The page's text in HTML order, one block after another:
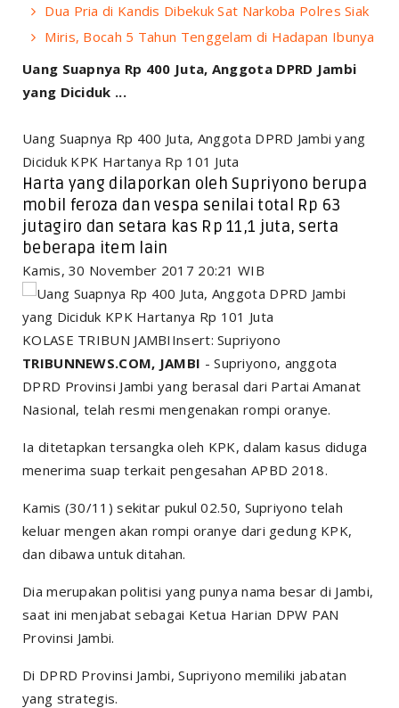
Dua Pria di Kandis Dibekuk Sat Narkoba Polres Siak
Miris, Bocah 5 Tahun Tenggelam di Hadapan Ibunya
Uang Suapnya Rp 400 Juta, Anggota DPRD Jambi
yang Diciduk ...
Uang Suapnya Rp 400 Juta, Anggota DPRD Jambi yang
Diciduk KPK Hartanya Rp 101 Juta
Harta yang dilaporkan oleh Supriyono berupa
mobil feroza dan vespa senilai total Rp 63
jutagiro dan setara kas Rp 11,1 juta, serta
beberapa item lain
Kamis, 30 November 2017 20:21 WIB
KOLASE TRIBUN JAMBIInsert: Supriyono
TRIBUNNEWS.COM, JAMBI - Supriyono, anggota
DPRD Provinsi Jambi yang berasal dari Partai Amanat
Nasional, telah resmi mengenakan rompi oranye.
Ia ditetapkan tersangka oleh KPK, dalam kasus diduga
menerima suap terkait pengesahan APBD 2018.
Kamis (30/11) sekitar pukul 02.50, Supriyono telah
keluar mengen akan rompi oranye dari gedung KPK,
dan dibawa untuk ditahan.
Dia merupakan politisi yang punya nama besar di Jambi,
saat ini menjabat sebagai Ketua Harian DPW PAN
Provinsi Jambi.
Di DPRD Provinsi Jambi, Supriyono memiliki jabatan
yang strategis.